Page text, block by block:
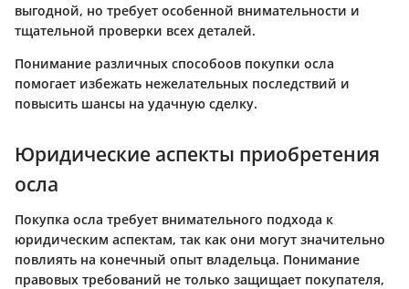
выгодной, но требует особенной внимательности и
тщательной проверки всех деталей.
Понимание различных способоов покупки осла
помогает избежать нежелательных последствий и
повысить шансы на удачную сделку.
Юридические аспекты приобретения
осла
Покупка осла требует внимательного подхода к
юридическим аспектам, так как они могут значительно
повлиять на конечный опыт владельца. Понимание
правовых требований не только защищает покупателя,